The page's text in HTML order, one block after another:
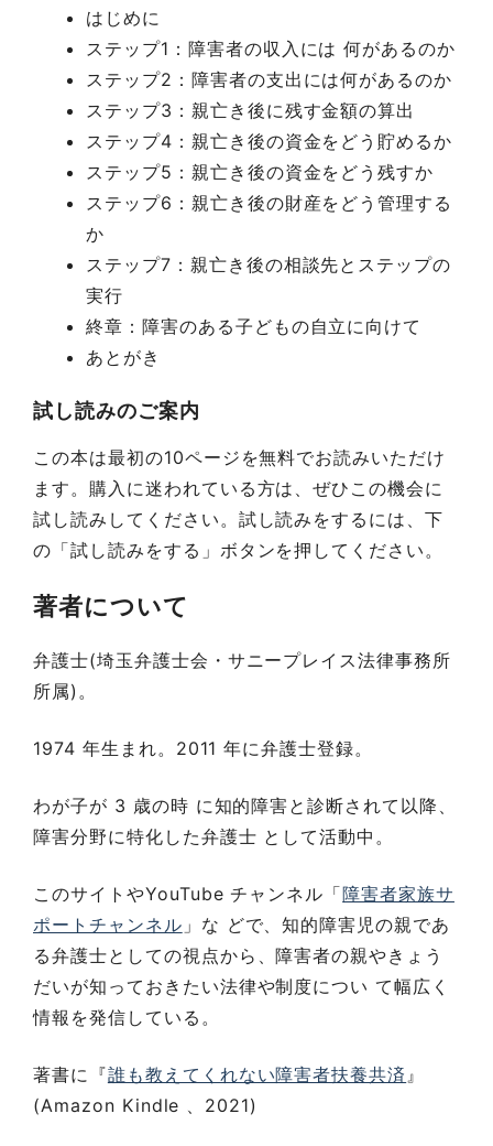
はじめに
ステップ1：障害者の収入には 何があるのか
ステップ2：障害者の支出には何があるのか
ステップ3：親亡き後に残す金額の算出
ステップ4：親亡き後の資金をどう貯めるか
ステップ5：親亡き後の資金をどう残すか
ステップ6：親亡き後の財産をどう管理する
か
ステップ7：親亡き後の相談先とステップの
実行
終章：障害のある子どもの自立に向けて
あとがき
試し読みのご案内
この本は最初の10ページを無料でお読みいただけ
ます。購入に迷われている方は、ぜひこの機会に
試し読みしてください。試し読みをするには、下
の「試し読みをする」ボタンを押してください。
著者について
弁護士(埼玉弁護士会・サニープレイス法律事務所
所属)。
1974 年生まれ。2011 年に弁護士登録。
わが子が 3 歳の時 に知的障害と診断されて以降、
障害分野に特化した弁護士 として活動中。
このサイトやYouTube チャンネル「障害者家族サ
ポートチャンネル 」な どで、知的障害児の親であ
る弁護士としての視点から、障害者の親やきょう
だいが知っておきたい法律や制度につい て幅広く
情報を発信している。
著書に『誰も教えてくれない障害者扶養共済 』
(Amazon Kindle 、2021)